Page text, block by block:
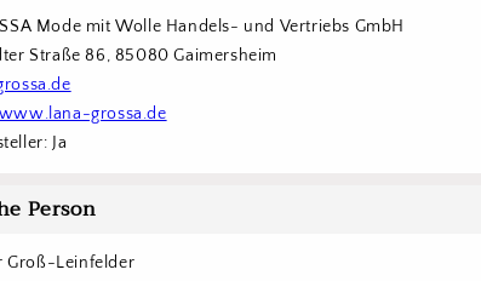
Mode mit Wolle Handels- und Vertriebs GmbH
Straße 86, 85080 Gaimersheim
grossa.de
Ja
Person
Groß-Leinfelder